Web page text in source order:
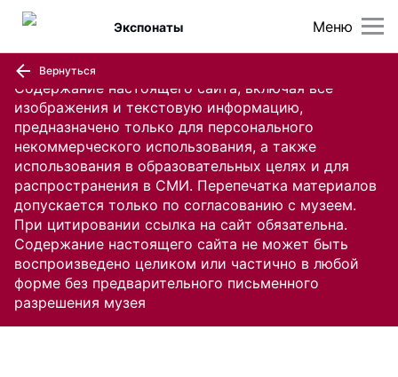
Содержание настоящего сайта, включая все
изображения и текстовую информацию,
предназначено только для персонального
некоммерческого использования, а также
использования в образовательных целях и для
распространения в СМИ. Перепечатка материалов
допускается только по согласованию с музеем.
При цитировании ссылка на сайт обязательна.
Содержание настоящего сайта не может быть
воспроизведено целиком или частично в любой
форме без предварительного письменного
разрешения музея
Меню
Экспонаты
Вернуться